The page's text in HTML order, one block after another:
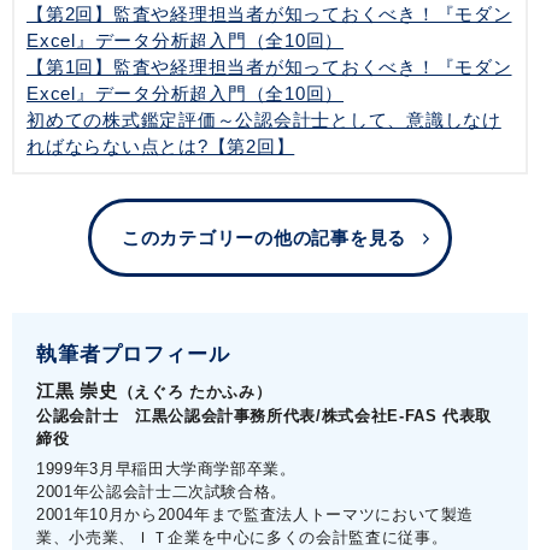
【第2回】監査や経理担当者が知っておくべき！『モダン
Excel』データ分析超入門（全10回）
【第1回】監査や経理担当者が知っておくべき！『モダン
Excel』データ分析超入門（全10回）
初めての株式鑑定評価～公認会計士として、意識しなけ
ればならない点とは?【第2回】
このカテゴリーの他の記事を見る
執筆者プロフィール
江黒 崇史
（えぐろ たかふみ）
公認会計士 江黒公認会計事務所代表/株式会社E-FAS 代表取
締役
1999年3月早稲田大学商学部卒業。
2001年公認会計士二次試験合格。
2001年10月から2004年まで監査法人トーマツにおいて製造
業、小売業、ＩＴ企業を中心に多くの会計監査に従事。